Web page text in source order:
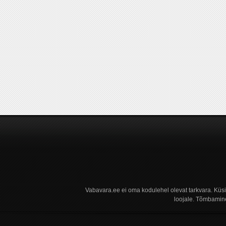
Vabavara.ee ei oma kodulehel olevat tarkvara.
loojale.